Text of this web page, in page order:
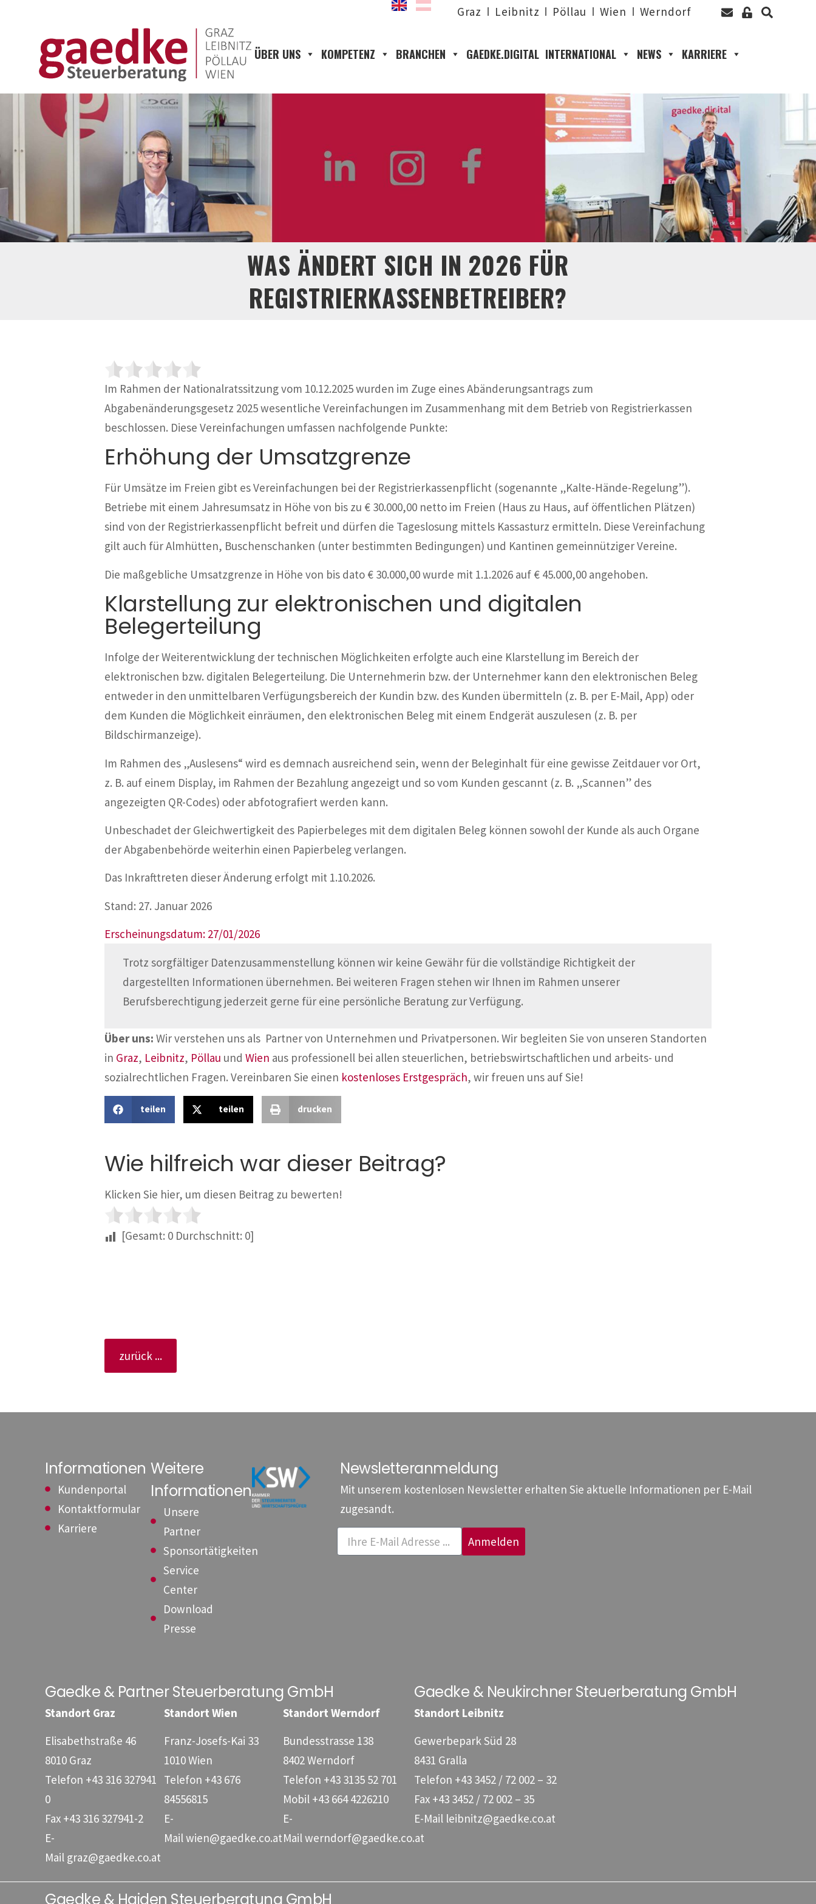
Graz Leibnitz Pöllau Wien Werndorf
ÜBER UNS KOMPETENZ BRANCHEN GAEDKE.DIGITAL INTERNATIONAL NEWS KARRIERE
WAS ÄNDERT SICH IN 2026 FÜR
REGISTRIERKASSENBETREIBER?
Im Rahmen der Nationalratssitzung vom 10.12.2025 wurden im Zuge eines Abänderungsantrags zum
Abgabenänderungsgesetz 2025 wesentliche Vereinfachungen im Zusammenhang mit dem Betrieb von Registrierkassen
beschlossen. Diese Vereinfachungen umfassen nachfolgende Punkte:
Erhöhung der Umsatzgrenze
Für Umsätze im Freien gibt es Vereinfachungen bei der Registrierkassenpflicht (sogenannte „Kalte-Hände-Regelung”).
Betriebe mit einem Jahresumsatz in Höhe von bis zu € 30.000,00 netto im Freien (Haus zu Haus, auf öffentlichen Plätzen)
sind von der Registrierkassenpflicht befreit und dürfen die Tageslosung mittels Kassasturz ermitteln. Diese Vereinfachung
gilt auch für Almhütten, Buschenschanken (unter bestimmten Bedingungen) und Kantinen gemeinnütziger Vereine.
Die maßgebliche Umsatzgrenze in Höhe von bis dato € 30.000,00 wurde mit 1.1.2026 auf € 45.000,00 angehoben.
Klarstellung zur elektronischen und digitalen
Belegerteilung
Infolge der Weiterentwicklung der technischen Möglichkeiten erfolgte auch eine Klarstellung im Bereich der
elektronischen bzw. digitalen Belegerteilung. Die Unternehmerin bzw. der Unternehmer kann den elektronischen Beleg
entweder in den unmittelbaren Verfügungsbereich der Kundin bzw. des Kunden übermitteln (z. B. per E-Mail, App) oder
dem Kunden die Möglichkeit einräumen, den elektronischen Beleg mit einem Endgerät auszulesen (z. B. per
Bildschirmanzeige).
Im Rahmen des „Auslesens“ wird es demnach ausreichend sein, wenn der Beleginhalt für eine gewisse Zeitdauer vor Ort,
z. B. auf einem Display, im Rahmen der Bezahlung angezeigt und so vom Kunden gescannt (z. B. „Scannen” des
angezeigten QR-Codes) oder abfotografiert werden kann.
Unbeschadet der Gleichwertigkeit des Papierbeleges mit dem digitalen Beleg können sowohl der Kunde als auch Organe
der Abgabenbehörde weiterhin einen Papierbeleg verlangen.
Das Inkrafttreten dieser Änderung erfolgt mit 1.10.2026.
Stand: 27. Januar 2026
Erscheinungsdatum: 27/01/2026
Trotz sorgfältiger Datenzusammenstellung können wir keine Gewähr für die vollständige Richtigkeit der
dargestellten Informationen übernehmen. Bei weiteren Fragen stehen wir Ihnen im Rahmen unserer
Berufsberechtigung jederzeit gerne für eine persönliche Beratung zur Verfügung.
Über uns: Wir verstehen uns als Partner von Unternehmen und Privatpersonen. Wir begleiten Sie von unseren Standorten
in Graz, Leibnitz, Pöllau und Wien aus professionell bei allen steuerlichen, betriebswirtschaftlichen und arbeits- und
sozialrechtlichen Fragen. Vereinbaren Sie einen kostenloses Erstgespräch, wir freuen uns auf Sie!
teilen teilen drucken
Wie hilfreich war dieser Beitrag?
Klicken Sie hier, um diesen Beitrag zu bewerten!
[Gesamt: 0 Durchschnitt: 0]
zurück ...
Informationen
Kundenportal
Kontaktformular
Karriere
Weitere
Informationen
Unsere
Partner
Sponsortätigkeiten
Service
Center
Download
Presse
Newsletteranmeldung
Mit unserem kostenlosen Newsletter erhalten Sie aktuelle Informationen per E-Mail
zugesandt.
Anmelden
Gaedke & Partner Steuerberatung GmbH
Standort Graz
Elisabethstraße 46
8010 Graz
Telefon +43 316 327941
0
Fax +43 316 327941-2
E-
Mail graz@gaedke.co.at
Standort Wien
Franz-Josefs-Kai 33
1010 Wien
Telefon +43 676
84556815
E-
Mailwien@gaedke.co.at
Standort Werndorf
Bundesstrasse 138
8402 Werndorf
Telefon +43 3135 52 701
Mobil +43 664 4226210
E-
Mailwerndorf@gaedke.co.at
Gaedke & Neukirchner Steuerberatung GmbH
Standort Leibnitz
Gewerbepark Süd 28
8431 Gralla
Telefon +43 3452 / 72 002 – 32
Fax +43 3452 / 72 002 – 35
E-Mail leibnitz@gaedke.co.at
Gaedke & Haiden Steuerberatung GmbH